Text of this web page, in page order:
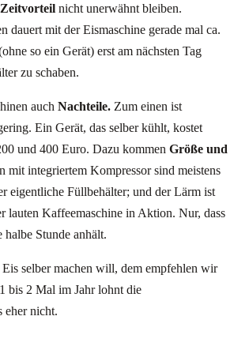
Zeitvorteil nicht unerwähnt bleiben.
dauert mit der Eismaschine gerade mal ca.
so ein Gerät) erst am nächsten Tag
zu schaben.
auch Nachteile. Zum einen ist
Ein Gerät, das selber kühlt, kostet
und 400 Euro. Dazu kommen Größe und
mit integriertem Kompressor sind meistens
eigentliche Füllbehälter; und der Lärm ist
lauten Kaffeemaschine in Aktion. Nur, dass
halbe Stunde anhält.
selber machen will, dem empfehlen wir
bis 2 Mal im Jahr lohnt die
eher nicht.